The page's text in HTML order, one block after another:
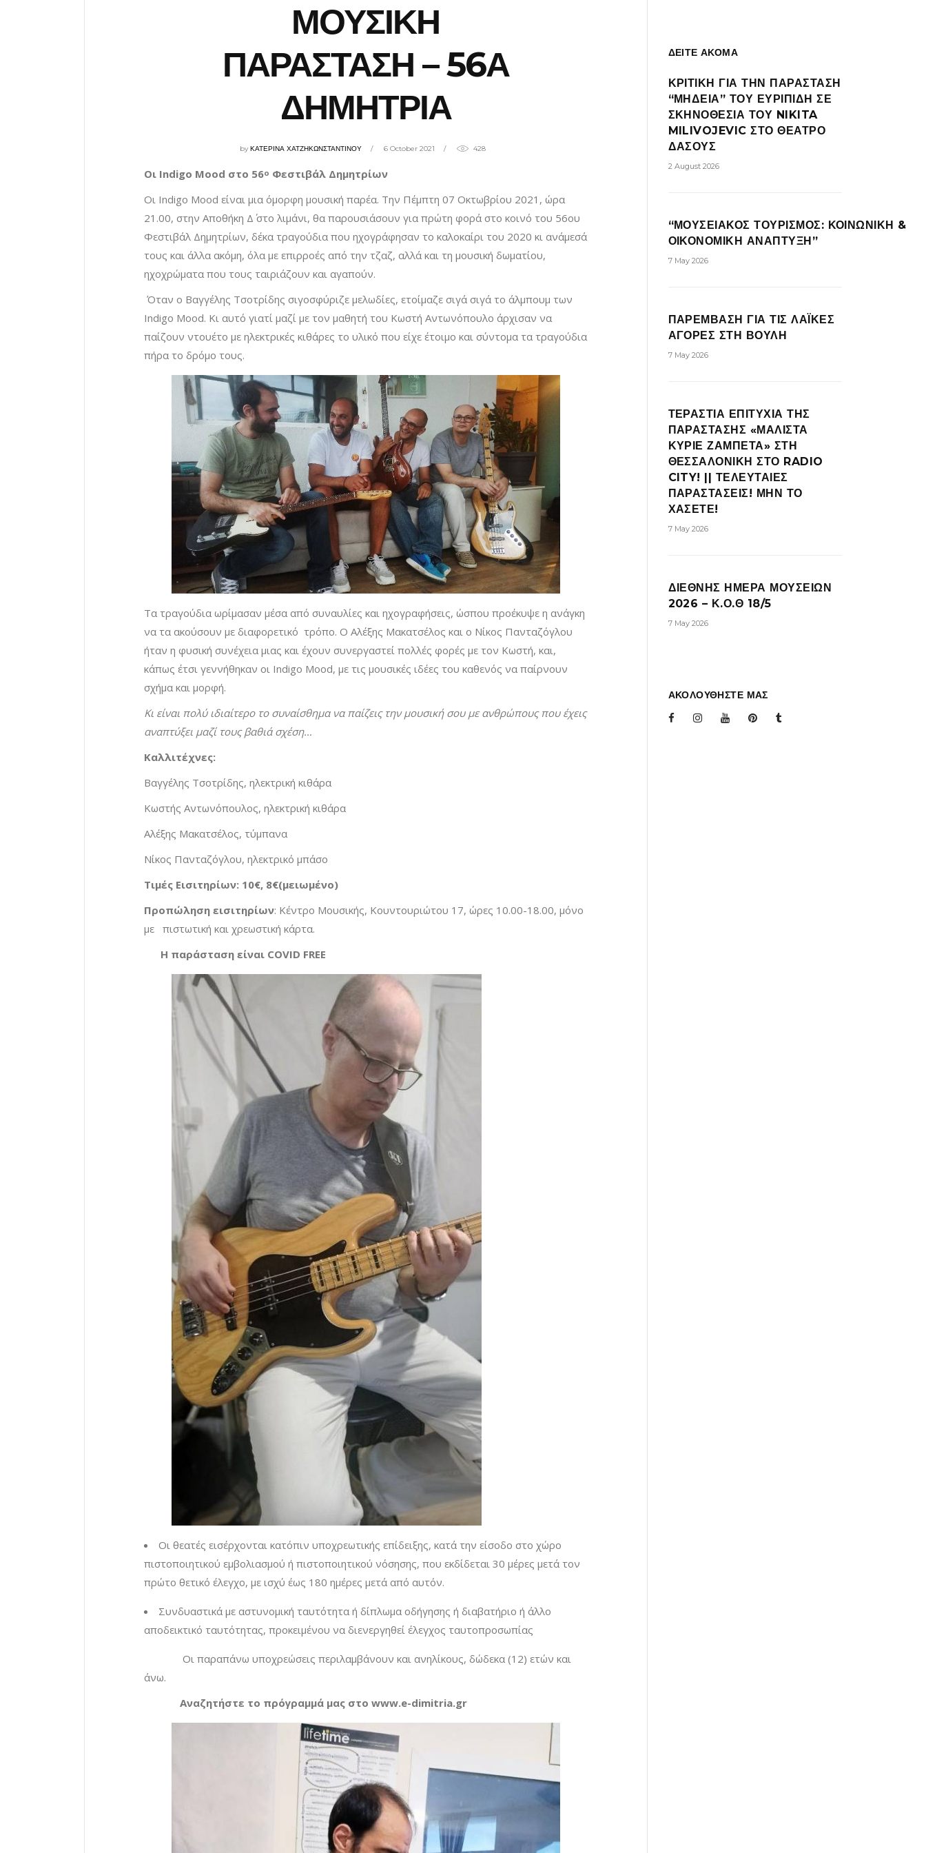
ΜΟΥΣΙΚΗ
ΠΑΡΑΣΤΑΣΗ – 56Α
ΔΗΜΗΤΡΙΑ
byΚΑΤΕΡΙΝΑ ΧΑΤΖΗΚΩΝΣΤΑΝΤΙΝΟΥ 6 October 2021 428
Οι Indigo Mood στο 56ο Φεστιβάλ Δημητρίων
Οι Indigo Mood είναι μια όμορφη μουσική παρέα. Την Πέμπτη 07 Οκτωβρίου 2021, ώρα
21.00, στην Αποθήκη Δ΄ στο λιμάνι, θα παρουσιάσουν για πρώτη φορά στο κοινό του 56ου
Φεστιβάλ Δημητρίων, δέκα τραγούδια που ηχογράφησαν το καλοκαίρι του 2020 κι ανάμεσά
τους και άλλα ακόμη, όλα με επιρροές από την τζαζ, αλλά και τη μουσική δωματίου,
ηχοχρώματα που τους ταιριάζουν και αγαπούν.
Όταν ο Βαγγέλης Τσοτρίδης σιγοσφύριζε μελωδίες, ετοίμαζε σιγά σιγά το άλμπουμ των
Indigo Mood. Κι αυτό γιατί μαζί με τον μαθητή του Κωστή Αντωνόπουλο άρχισαν να
παίζουν ντουέτο με ηλεκτρικές κιθάρες το υλικό που είχε έτοιμο και σύντομα τα τραγούδια
πήρα το δρόμο τους.
Τα τραγούδια ωρίμασαν μέσα από συναυλίες και ηχογραφήσεις, ώσπου προέκυψε η ανάγκη
να τα ακούσουν με διαφορετικό τρόπο. Ο Αλέξης Μακατσέλος και ο Νίκος Πανταζόγλου
ήταν η φυσική συνέχεια μιας και έχουν συνεργαστεί πολλές φορές με τον Κωστή, και,
κάπως έτσι γεννήθηκαν οι Ιndigo Mood, με τις μουσικές ιδέες του καθενός να παίρνουν
σχήμα και μορφή.
Κι είναι πολύ ιδιαίτερο το συναίσθημα να παίζεις την μουσική σου με ανθρώπους που έχεις
αναπτύξει μαζί τους βαθιά σχέση…
Καλλιτέχνες:
Βαγγέλης Τσοτρίδης, ηλεκτρική κιθάρα
Κωστής Αντωνόπουλος, ηλεκτρική κιθάρα
Αλέξης Μακατσέλος, τύμπανα
Νίκος Πανταζόγλου, ηλεκτρικό μπάσο
Τιμές Εισιτηρίων: 10€, 8€(μειωμένο)
Προπώληση εισιτηρίων: Κέντρο Μουσικής, Κουντουριώτου 17, ώρες 10.00-18.00, μόνο
με πιστωτική και χρεωστική κάρτα.
H παράσταση είναι COVID FREE
Οι θεατές εισέρχονται κατόπιν υποχρεωτικής επίδειξης, κατά την είσοδο στο χώρο
πιστοποιητικού εμβολιασμού ή πιστοποιητικού νόσησης, που εκδίδεται 30 μέρες μετά τον
πρώτο θετικό έλεγχο, με ισχύ έως 180 ημέρες μετά από αυτόν.
Συνδυαστικά με αστυνομική ταυτότητα ή δίπλωμα οδήγησης ή διαβατήριο ή άλλο
αποδεικτικό ταυτότητας, προκειμένου να διενεργηθεί έλεγχος ταυτοπροσωπίας
Οι παραπάνω υποχρεώσεις περιλαμβάνουν και ανηλίκους, δώδεκα (12) ετών και
άνω.
Αναζητήστε το πρόγραμμά μας στο www.e-dimitria.gr
ΔΕΙΤΕ ΑΚΟΜΑ
ΚΡΙΤΙΚΗ ΓΙΑ ΤΗΝ ΠΑΡΑΣΤΑΣΗ
“ΜΗΔΕΙΑ” ΤΟΥ ΕΥΡΙΠΙΔΗ ΣΕ
ΣΚΗΝΟΘΕΣΙΑ ΤΟΥ NIKITA
MILIVOJEVIC ΣΤΟ ΘΕΑΤΡΟ
ΔΑΣΟΥΣ
2 August 2026
“ΜΟΥΣΕΙΑΚΟΣ ΤΟΥΡΙΣΜΟΣ: ΚΟΙΝΩΝΙΚΗ &
ΟΙΚΟΝΟΜΙΚΗ ΑΝΑΠΤΥΞΗ”
7 May 2026
ΠΑΡΕΜΒΑΣΗ ΓΙΑ ΤΙΣ ΛΑΪΚΕΣ
ΑΓΟΡΕΣ ΣΤΗ ΒΟΥΛΗ
7 May 2026
ΤΕΡΑΣΤΙΑ ΕΠΙΤΥΧΙΑ ΤΗΣ
ΠΑΡΑΣΤΑΣΗΣ «ΜΑΛΙΣΤΑ
ΚΥΡΙΕ ΖΑΜΠΕΤΑ» ΣΤΗ
ΘΕΣΣΑΛΟΝΙΚΗ ΣΤΟ RADIO
CITY! || ΤΕΛΕΥΤΑΙΕΣ
ΠΑΡΑΣΤΑΣΕΙΣ! ΜΗΝ ΤΟ
ΧΑΣΕΤΕ!
7 May 2026
ΔΙΕΘΝΗΣ ΗΜΕΡΑ ΜΟΥΣΕΙΩΝ
2026 – Κ.Ο.Θ 18/5
7 May 2026
ΑΚΟΛΟΥΘΗΣΤΕ ΜΑΣ